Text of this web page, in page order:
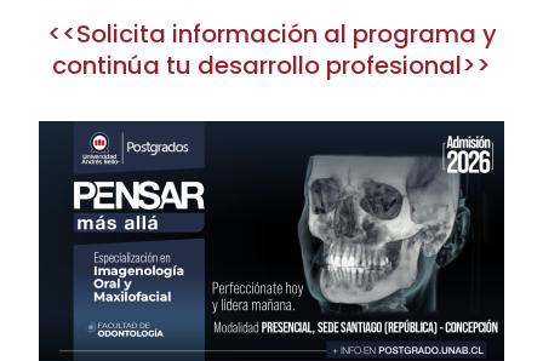
<<Solicita información al programa y
continúa tu desarrollo profesional>>